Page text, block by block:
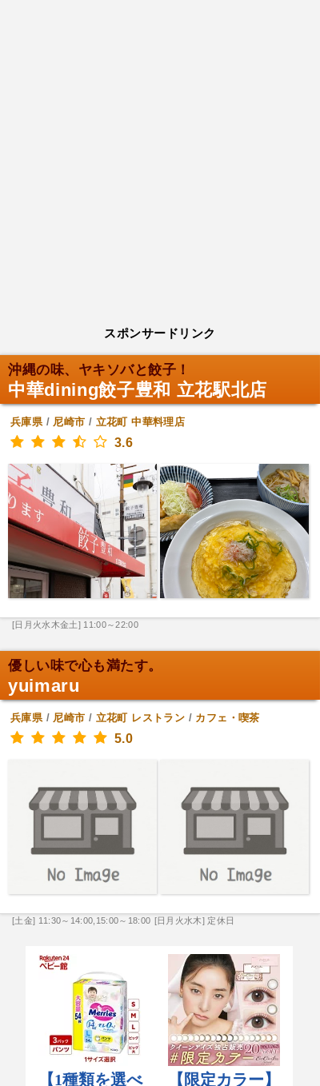
スポンサードリンク
沖縄の味、ヤキソバと餃子！
中華dining餃子豊和 立花駅北店
兵庫県/ 尼崎市 / 立花町 中華料理店
3.6
[日月火水木金土] 11:00～22:00
優しい味で心も満たす。
yuimaru
兵庫県/ 尼崎市 / 立花町 レストラン / カフェ・喫茶
5.0
[土金] 11:30～14:00,15:00～18:00 [日月火水木] 定休日